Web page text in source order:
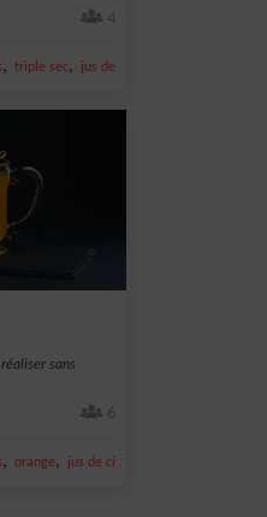
4
, triple sec, jus de citron vert
sans
6
, orange, jus de citron vert